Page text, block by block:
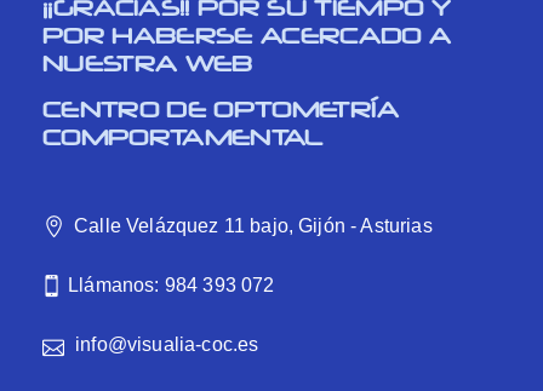
¡¡GRACIAS!! POR SU TIEMPO Y
POR HABERSE ACERCADO A
NUESTRA WEB
CENTRO DE OPTOMETRÍA
COMPORTAMENTAL
Calle Velázquez 11 bajo, Gijón - Asturias
Llámanos: 984 393 072
info@visualia-coc.es